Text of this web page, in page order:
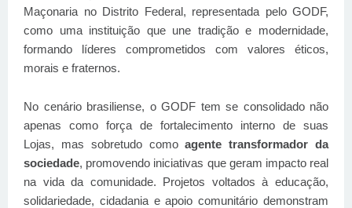
Maçonaria no Distrito Federal, representada pelo GODF,
como uma instituição que une tradição e modernidade,
formando líderes comprometidos com valores éticos,
morais e fraternos.
No cenário brasiliense, o GODF tem se consolidado não
apenas como força de fortalecimento interno de suas
Lojas, mas sobretudo comoagente transformador da
sociedade, promovendo iniciativas que geram impacto real
na vida da comunidade. Projetos voltados à educação,
solidariedade, cidadania e apoio comunitário demonstram